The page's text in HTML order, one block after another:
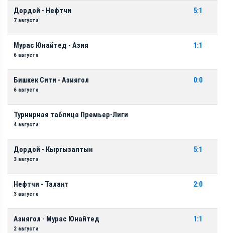
Дордой - Нефтчи
7 августа
5:1
Мурас Юнайтед - Азия
6 августа
1:1
Бишкек Сити - Азиягол
6 августа
0:0
Турнирная таблица Премьер-Лиги
4 августа
Дордой - Кыргызалтын
3 августа
5:1
Нефтчи - Талант
3 августа
2:0
Азиягол - Мурас Юнайтед
2 августа
1:1